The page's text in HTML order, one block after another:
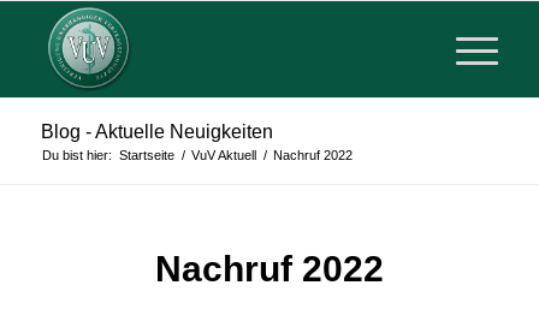
Blog - Aktuelle Neuigkeiten
Du bist hier: Startseite / VuV Aktuell / Nachruf 2022
Nachruf 2022